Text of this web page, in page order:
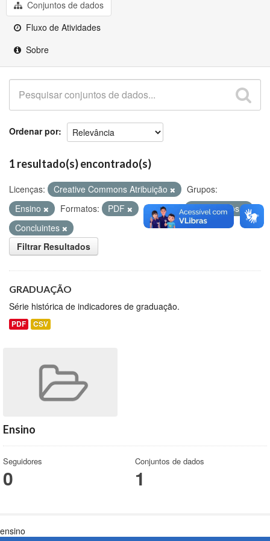
Conjuntos de dados
Fluxo de Atividades
Sobre
Ordenar por
1 resultado(s) encontrado(s)
Licenças: Creative Commons Atribuição
Grupos:
Ensino
Formatos: PDF Etiquetas:
Matriculados
Concluintes
Filtrar Resultados
GRADUAÇÃO
Série histórica de indicadores de graduação.
PDF CSV
Ensino
Seguidores
0
Conjuntos de dados
1
ensino